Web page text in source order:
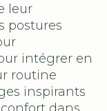
leur
postures
intégrer en
routine
inspirants